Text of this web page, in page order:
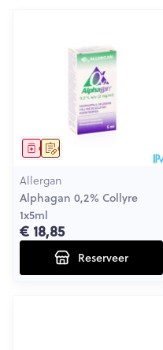
Op voorschrift
Geneesmiddel
Allergan
Alphagan 0,2% Collyre
1x5ml
€ 18,85
Reserveer